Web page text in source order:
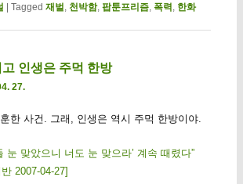
| Tagged 재벌, 천박함, 팝툰프리즘, 폭력, 한화
인생은 주먹 한방
27.
한 사건. 그래, 인생은 역시 주먹 한방이야.
눈 맞았으니 너도 눈 맞으라’ 계속 때렸다”
2007-04-27]